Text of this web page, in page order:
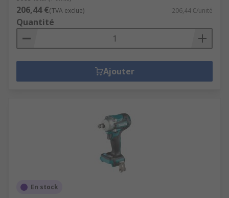
206,44 €(TVA exclue) 206,44 €/unité
Quantité
Ajouter
En stock